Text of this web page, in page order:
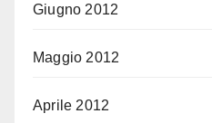
Giugno 2012
Maggio 2012
Aprile 2012